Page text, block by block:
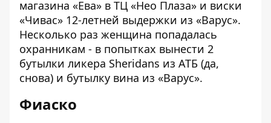
магазина «Ева» в ТЦ «Нео Плаза» и виски
«Чивас» 12-летней выдержки из «Варус».
Несколько раз женщина попадалась
охранникам - в попытках вынести 2
бутылки ликера Sheridans из АТБ (да,
снова) и бутылку вина из «Варус».
Фиаско